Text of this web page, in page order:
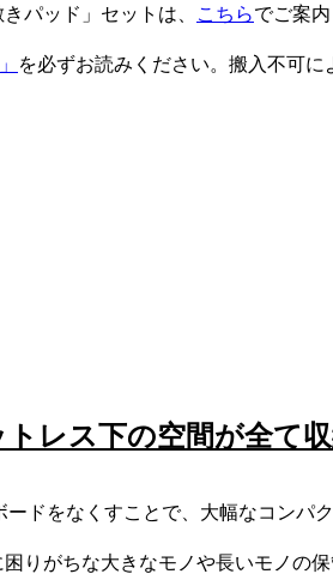
パッド」セットは、 こちらでご案内
を必ずお読みください。搬入不可に
レス下の空間が全て
ドをなくすことで、大幅なコン
りがちな大きなモノや長いモノの